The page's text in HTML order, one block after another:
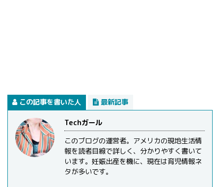
この記事を書いた人 最新記事
Techガール
このブログの運営者。アメリカの現地生活情
報を読者目線で詳しく、分かりやすく書いて
います。妊娠出産を機に、現在は育児情報ネ
タが多いです。